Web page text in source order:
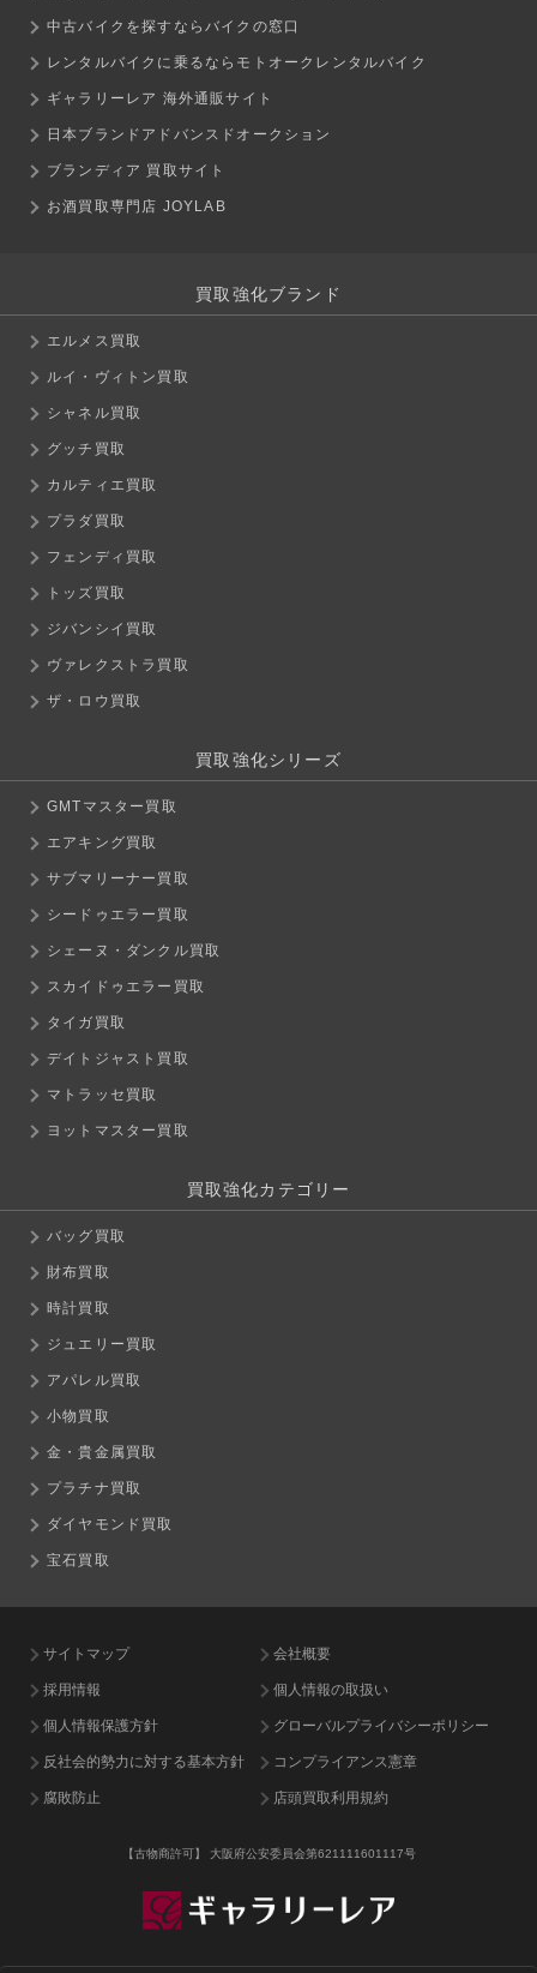
中古バイクを探すならバイクの窓口
レンタルバイクに乗るならモトオークレンタルバイク
ギャラリーレア 海外通販サイト
日本ブランドアドバンスドオークション
ブランディア 買取サイト
お酒買取専門店 JOYLAB
買取強化ブランド
エルメス買取
ルイ・ヴィトン買取
シャネル買取
グッチ買取
カルティエ買取
プラダ買取
フェンディ買取
トッズ買取
ジバンシイ買取
ヴァレクストラ買取
ザ・ロウ買取
買取強化シリーズ
GMTマスター買取
エアキング買取
サブマリーナー買取
シードゥエラー買取
シェーヌ・ダンクル買取
スカイドゥエラー買取
タイガ買取
デイトジャスト買取
マトラッセ買取
ヨットマスター買取
買取強化カテゴリー
バッグ買取
財布買取
時計買取
ジュエリー買取
アパレル買取
小物買取
金・貴金属買取
プラチナ買取
ダイヤモンド買取
宝石買取
サイトマップ 会社概要
採用情報 個人情報の取扱い
個人情報保護方針 グローバルプライバシーポリシー
反社会的勢力に対する基本方針 コンプライアンス憲章
腐敗防止 店頭買取利用規約
【古物商許可】 大阪府公安委員会第621111601117号